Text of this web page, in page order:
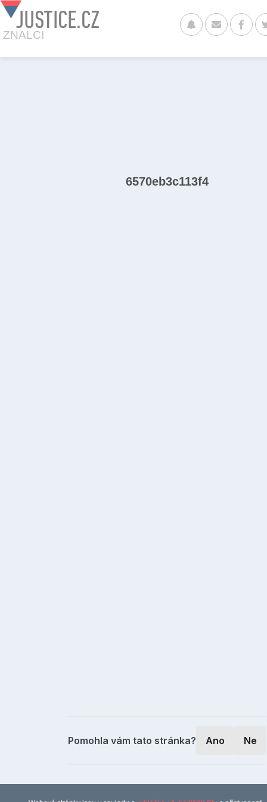
JUSTICE.CZ
ZNALCI
6570eb3c113f4
Pomohla vám tato stránka? Ano Ne